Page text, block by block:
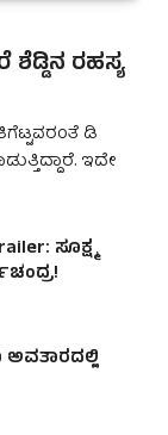
ಶೆಡ್ಡಿನ ರಹಸ್ಯ
ಡಿ
ಇದೇ
ಸೂಕ್ಷ್ಮ
ಅವತಾರದಲ್ಲಿ